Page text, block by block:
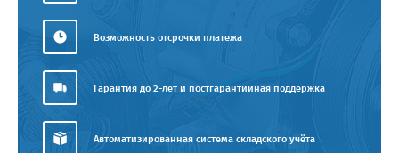
Возможность отсрочки платежа
Гарантия до 2-лет и постгарантийная поддержка
Автоматизированная система складского учёта